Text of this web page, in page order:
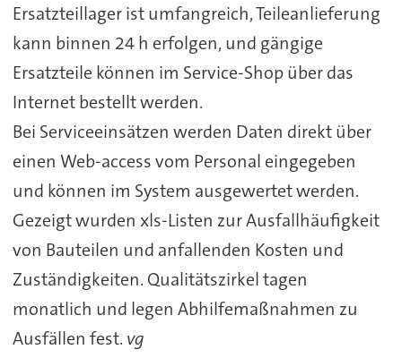
Ersatzteillager ist umfangreich, Teileanlieferung
kann binnen 24 h erfolgen, und gängige
Ersatzteile können im Service-Shop über das
Internet bestellt werden.
Bei Serviceeinsätzen werden Daten direkt über
einen Web-access vom Personal eingegeben
und können im System ausgewertet werden.
Gezeigt wurden xls-Listen zur Ausfallhäufigkeit
von Bauteilen und anfallenden Kosten und
Zuständigkeiten. Qualitätszirkel tagen
monatlich und legen Abhilfemaßnahmen zu
Ausfällen fest. vg